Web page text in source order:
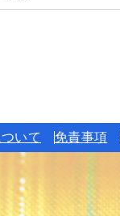
いて 免責事項